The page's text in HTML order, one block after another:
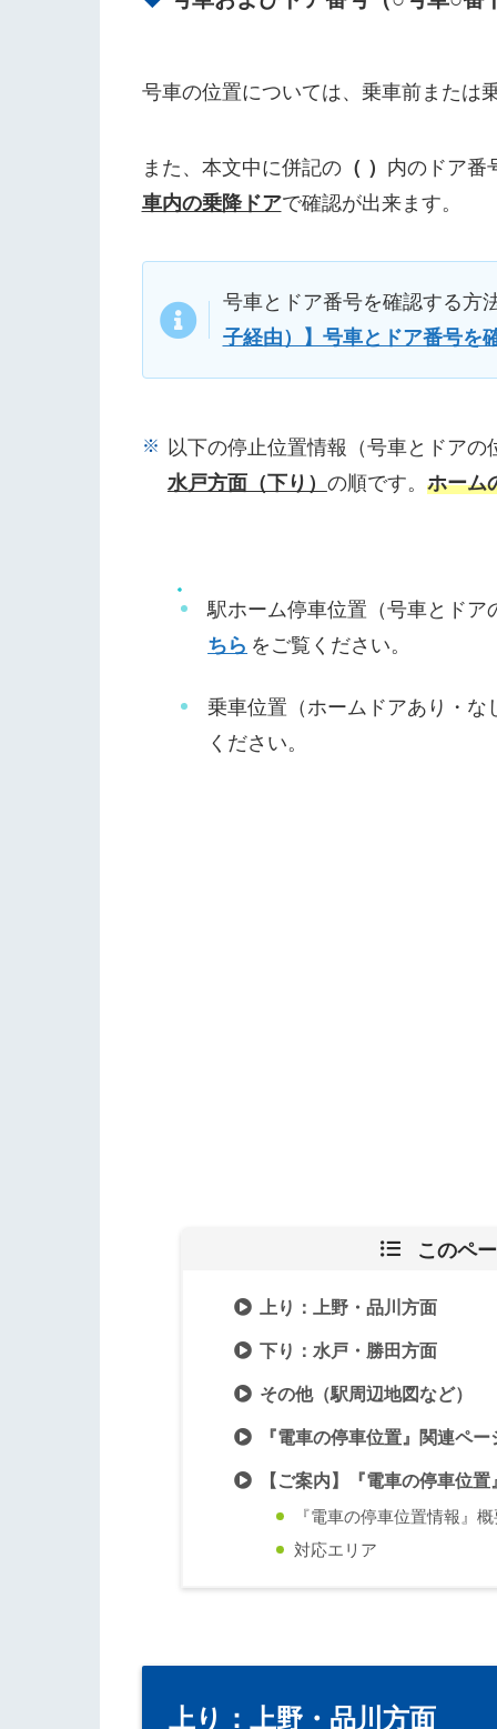
号車の位置については、乗車前または
また、本文中に併記の（ ） 内のドア番
車内の乗降ドアで確認が出来ます。
号車とドア番号を確認する方
子経由）】号車とドア番号を
以下の停止位置情報（号車とドアの
水戸方面（下り） の順です。 ホーム
駅ホーム停車位置（号車とド
ちら をご覧ください。
乗車位置（ホームドアあり・
ください。
このペ
上り：上野・品川方面
下り：水戸・勝田方面
その他（駅周辺地図など）
『電車の停車位置』関連ペー
【ご案内】『電車の停車位
『電車の停車位置情報』
対応エリア
上り：上野・品川方面